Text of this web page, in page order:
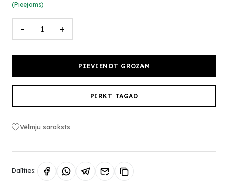
(Pieejams)
- +
PIEVIENOT GROZAM
PIRKT TAGAD
Vēlmju saraksts
Dalīties: